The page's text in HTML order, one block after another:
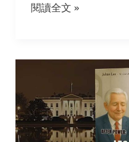
紅
RED
VEIL》
閱讀全文 »